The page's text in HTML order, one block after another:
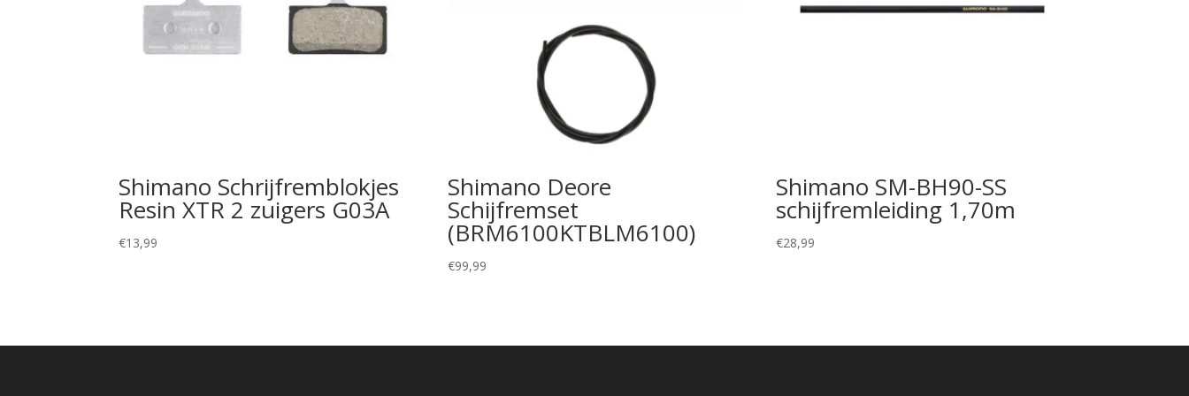
Shimano Schrijfremblokjes
Resin XTR 2 zuigers G03A
€13,99
Shimano Deore
Schijfremset
(BRM6100KTBLM6100)
€99,99
Shimano SM-BH90-SS
schijfremleiding 1,70m
€28,99